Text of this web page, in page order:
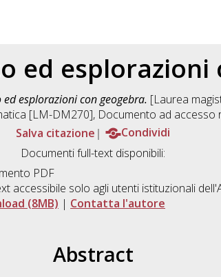
ed esplorazioni
esplorazioni con geogebra. [Laurea
[LM-DM270], Documento ad accesso
Salva citazione
Condividi
Documenti full-text disponibili:
PDF
accessibile solo agli utenti istituzionali
(8MB) | Contatta l'autore
Abstract